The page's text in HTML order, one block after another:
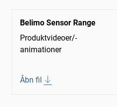
Belimo Sensor Range
Produktvideoer/-
animationer
Åbn fil